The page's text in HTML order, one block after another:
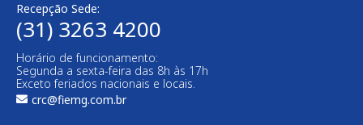
Recepção Sede:
(31) 3263 4200
Horário de funcionamento:
Segunda a sexta-feira das 8h às 17h
Exceto feriados nacionais e locais.
crc@fiemg.com.br